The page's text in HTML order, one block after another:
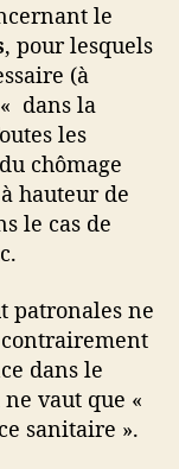
s
le
, pour lesquels
(à
dans la
les
chômage
hauteur de
le cas de
patronales ne
contrairement
dans le
vaut que «
sanitaire ».